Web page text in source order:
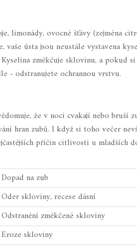
ovocné šťávy (zejména
ústa jsou neustále vystavena
změkčuje sklovinu, a pokud
- odstranujete ochrannou vrstvu.
že v noci cvakají nebo bruší
hran zubů. I když si toho večer
příčin citlivosti u mladších
Dopad na zub
Oder skloviny, recese dásní
Odstranění změkčené skloviny
Eroze skloviny